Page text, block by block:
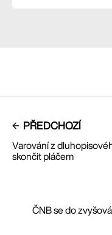
PŘEDCHOZÍ
Varování z
skončit pláčem
ČNB se do